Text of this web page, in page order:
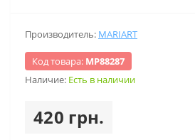
Производитель: MARIART
Код товара: МР88287
Наличие: Есть в наличии
420 грн.